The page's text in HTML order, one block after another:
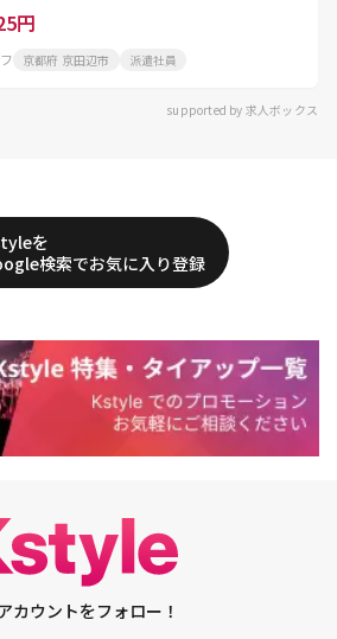
円
京都府 京田辺市 派遣社員
supported by 求人ボックス
を
検索でお気に入り登録
カウントをフォロー！